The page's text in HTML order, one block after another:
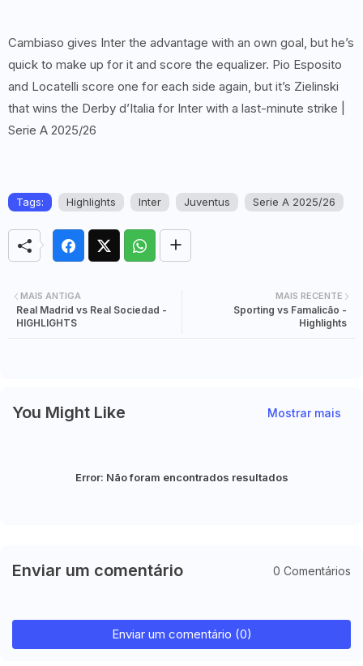
Cambiaso gives Inter the advantage with an own goal, but he’s
quick to make up for it and score the equalizer. Pio Esposito
and Locatelli score one for each side again, but it’s Zielinski
that wins the Derby d’Italia for Inter with a last-minute strike |
Serie A 2025/26
Tags: Highlights Inter Juventus Serie A 2025/26
MAIS RECENTE
Sporting vs Famalicão -
Highlights
MAIS ANTIGA
Real Madrid vs Real Sociedad -
HIGHLIGHTS
You Might Like Mostrar mais
Error: Não foram encontrados resultados
Enviar um comentário 0 Comentários
Enviar um comentário (0)